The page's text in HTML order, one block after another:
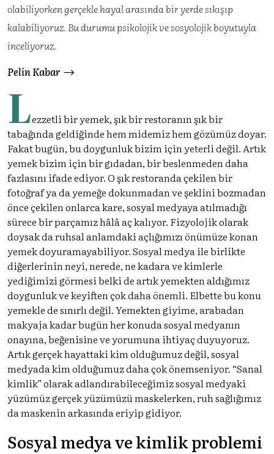
olabiliyorken gerçekle hayal arasında bir yerde sıkışıp
kalabiliyoruz. Bu durumu psikolojik ve sosyolojik boyutuyla
inceliyoruz.
Pelin Kabar
Lezzetli bir yemek, şık bir restoranın şık bir
tabağında geldiğinde hem midemiz hem gözümüz doyar.
Fakat bugün, bu doygunluk bizim için yeterli değil. Artık
yemek bizim için bir gıdadan, bir beslenmeden daha
fazlasını ifade ediyor. O şık restoranda çekilen bir
fotoğraf ya da yemeğe dokunmadan ve şeklini bozmadan
önce çekilen onlarca kare, sosyal medyaya atılmadığı
sürece bir parçamız hâlâ aç kalıyor. Fizyolojik olarak
doysak da ruhsal anlamdaki açlığımızı önümüze konan
yemek doyuramayabiliyor. Sosyal medya ile birlikte
diğerlerinin neyi, nerede, ne kadara ve kimlerle
yediğimizi görmesi belki de artık yemekten aldığımız
doygunluk ve keyiften çok daha önemli. Elbette bu konu
yemekle de sınırlı değil. Yemekten giyime, arabadan
makyaja kadar bugün her konuda sosyal medyanın
onayına, beğenisine ve yorumuna ihtiyaç duyuyoruz.
Artık gerçek hayattaki kim olduğumuz değil, sosyal
medyada kim olduğumuz daha çok önemseniyor. “Sanal
kimlik” olarak adlandırabileceğimiz sosyal medyaki
yüzümüz gerçek yüzümüzü maskelerken, ruh sağlığımız
da maskenin arkasında eriyip gidiyor.
Sosyal medya ve kimlik problemi